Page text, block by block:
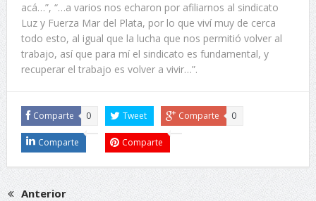
acá…”, “…a varios nos echaron por afiliarnos al sindicato
Luz y Fuerza Mar del Plata, por lo que viví muy de cerca
todo esto, al igual que la lucha que nos permitió volver al
trabajo, así que para mí el sindicato es fundamental, y
recuperar el trabajo es volver a vivir…”.
Comparte 0 Tweet Comparte 0
Comparte Comparte
Anterior